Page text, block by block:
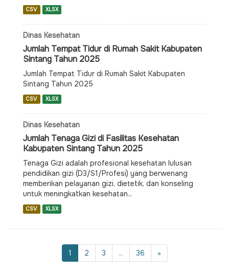
CSV XLSX
Dinas Kesehatan
Jumlah Tempat Tidur di Rumah Sakit Kabupaten
Sintang Tahun 2025
Jumlah Tempat Tidur di Rumah Sakit Kabupaten
Sintang Tahun 2025
CSV XLSX
Dinas Kesehatan
Jumlah Tenaga Gizi di Fasilitas Kesehatan
Kabupaten Sintang Tahun 2025
Tenaga Gizi adalah profesional kesehatan lulusan
pendidikan gizi (D3/S1/Profesi) yang berwenang
memberikan pelayanan gizi, dietetik, dan konseling
untuk meningkatkan kesehatan...
CSV XLSX
1 2 3 ... 36 »